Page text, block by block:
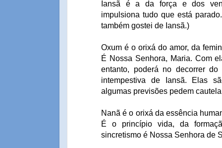
Iansã é a da força e dos
impulsiona tudo que está
também gostei de Iansã.)
Oxum é o orixá do amor, da
É Nossa Senhora, Maria. Com
entanto, poderá no decorrer do
intempestiva de Iansã. Elas
algumas previsões pedem
Nanã é o orixá da essência
É o princípio vida, da
sincretismo é Nossa Senhora de